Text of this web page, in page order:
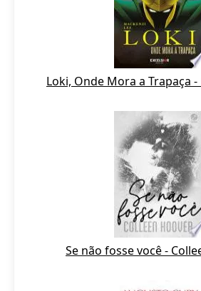
Loki, Onde Mora a Trapaça
Se não fosse você -